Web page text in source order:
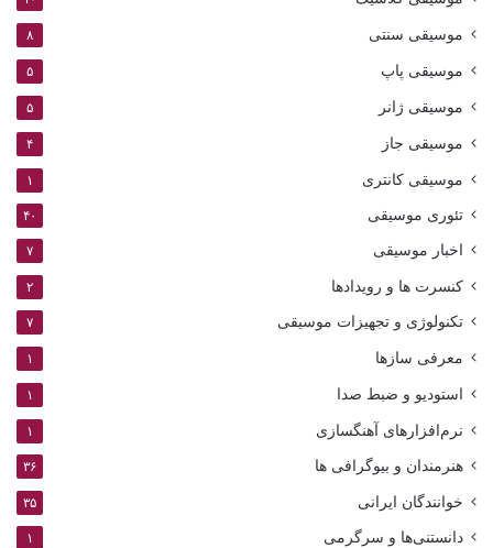
موسیقی سنتی ۸
موسیقی پاپ ۵
موسیقی ژانر ۵
موسیقی جاز ۴
موسیقی کانتری ۱
تئوری موسیقی ۴۰
اخبار موسیقی ۷
کنسرت ها و رویدادها ۲
تکنولوژی و تجهیزات موسیقی ۷
معرفی سازها ۱
استودیو و ضبط صدا ۱
نرم‌افزارهای آهنگسازی ۱
هنرمندان و بیوگرافی ها ۳۶
خوانندگان ایرانی ۳۵
دانستنی‌ها و سرگرمی ۱